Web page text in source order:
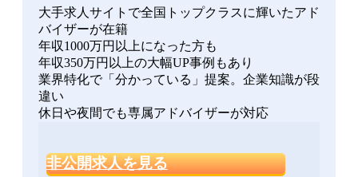
大手求人サイトで全国トップクラスに輝いたアド
バイザーが在籍
年収1000万円以上になった方も
年収350万円以上の大幅UP事例もあり
業界特化で「分かっている」提案。企業知識が段
違い
休日や夜間でも専属アドバイザーが対応
非公開求人を見る